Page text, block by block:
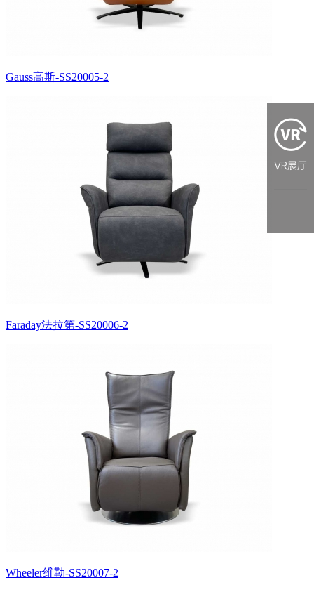
Gauss高斯-SS20005-2
Faraday法拉第-SS20006-2
Wheeler维勒-SS20007-2